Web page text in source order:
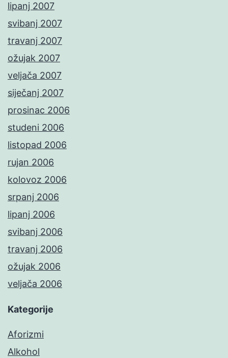
lipanj 2007
svibanj 2007
travanj 2007
ožujak 2007
veljača 2007
siječanj 2007
prosinac 2006
studeni 2006
listopad 2006
rujan 2006
kolovoz 2006
srpanj 2006
lipanj 2006
svibanj 2006
travanj 2006
ožujak 2006
veljača 2006
Kategorije
Aforizmi
Alkohol